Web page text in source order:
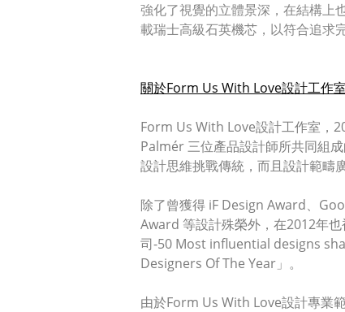
強化了視覺的立體景深，在結構上
載瑞士高級石英機芯，以符合追求
關於Form Us With Love設計工作室
Form Us With Love設計工作室，
Palmér 三位產品設計師所共同組
設計思維挑戰傳統，而且設計範疇
除了曾獲得 iF Design Award、
Award 等設計殊榮外，在2012年
司-50 Most influential designs
Designers Of The Year」。
由於Form Us With Love設計專業